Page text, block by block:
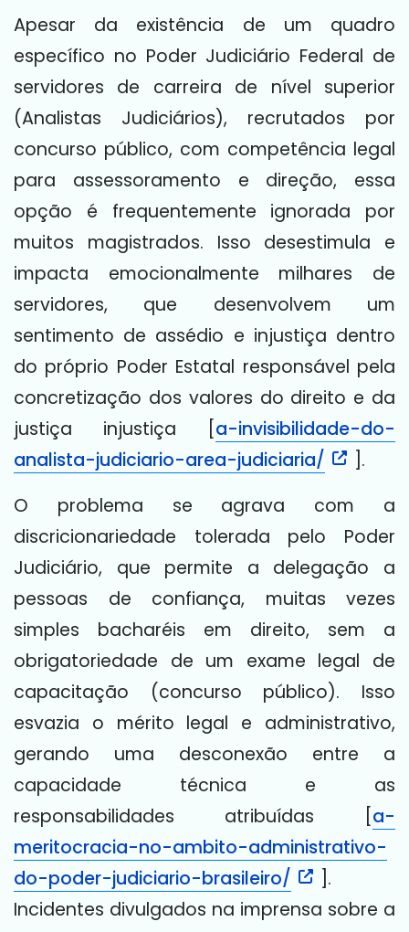
Apesar da existência de um quadro
específico no Poder Judiciário Federal de
servidores de carreira de nível superior
(Analistas Judiciários), recrutados por
concurso público, com competência legal
para assessoramento e direção, essa
opção é frequentemente ignorada por
muitos magistrados. Isso desestimula e
impacta emocionalmente milhares de
servidores, que desenvolvem um
sentimento de assédio e injustiça dentro
do próprio Poder Estatal responsável pela
concretização dos valores do direito e da
justiça injustiça [ a-invisibilidade-do-
analista-judiciario-area-judiciaria/
].
O problema se agrava com a
discricionariedade tolerada pelo Poder
Judiciário, que permite a delegação a
pessoas de confiança, muitas vezes
simples bacharéis em direito, sem a
obrigatoriedade de um exame legal de
capacitação (concurso público). Isso
esvazia o mérito legal e administrativo,
gerando uma desconexão entre a
capacidade técnica e as
responsabilidades atribuídas [ a-
meritocracia-no-ambito-administrativo-
do-poder-judiciario-brasileiro/
].
Incidentes divulgados na imprensa sobre a